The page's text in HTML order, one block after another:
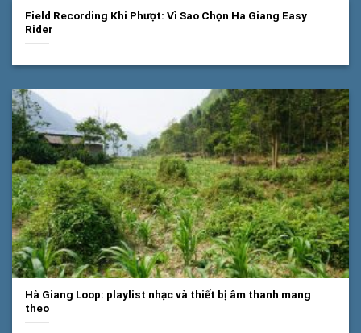
Field Recording Khi Phượt: Vì Sao Chọn Ha Giang Easy
Rider
Hà Giang Loop: playlist nhạc và thiết bị âm thanh mang
theo